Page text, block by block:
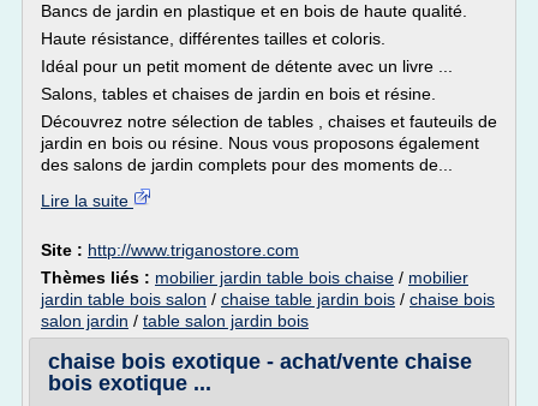
Bancs de jardin en plastique et en bois de haute qualité.
Haute résistance, différentes tailles et coloris.
Idéal pour un petit moment de détente avec un livre ...
Salons, tables et chaises de jardin en bois et résine.
Découvrez notre sélection de tables , chaises et fauteuils de
jardin en bois ou résine. Nous vous proposons également
des salons de jardin complets pour des moments de...
Lire la suite
Site : http://www.triganostore.com
Thèmes liés : mobilier jardin table bois chaise / mobilier
jardin table bois salon / chaise table jardin bois / chaise bois
salon jardin / table salon jardin bois
chaise bois exotique - achat/vente chaise
bois exotique ...